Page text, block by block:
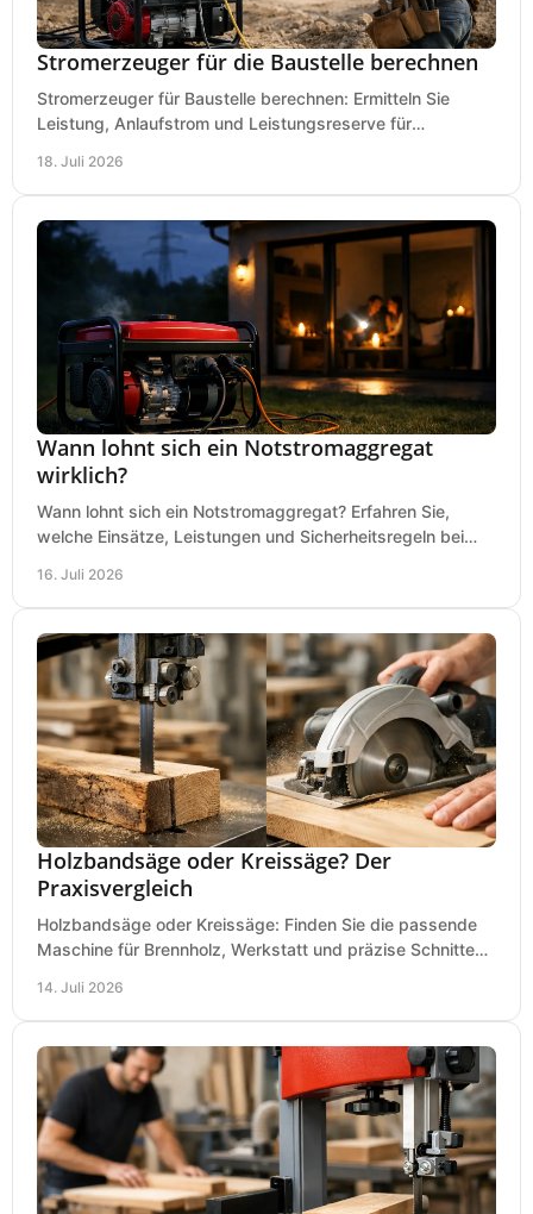
Stromerzeuger für die Baustelle berechnen
Stromerzeuger für Baustelle berechnen: Ermitteln Sie
Leistung, Anlaufstrom und Leistungsreserve für
18. Juli 2026
Wann lohnt sich ein Notstromaggregat
wirklich?
Wann lohnt sich ein Notstromaggregat? Erfahren Sie,
welche Einsätze, Leistungen und Sicherheitsregeln bei
16. Juli 2026
Holzbandsäge oder Kreissäge? Der
Praxisvergleich
Holzbandsäge oder Kreissäge: Finden Sie die passende
Maschine für Brennholz, Werkstatt und präzise Schnitte
14. Juli 2026